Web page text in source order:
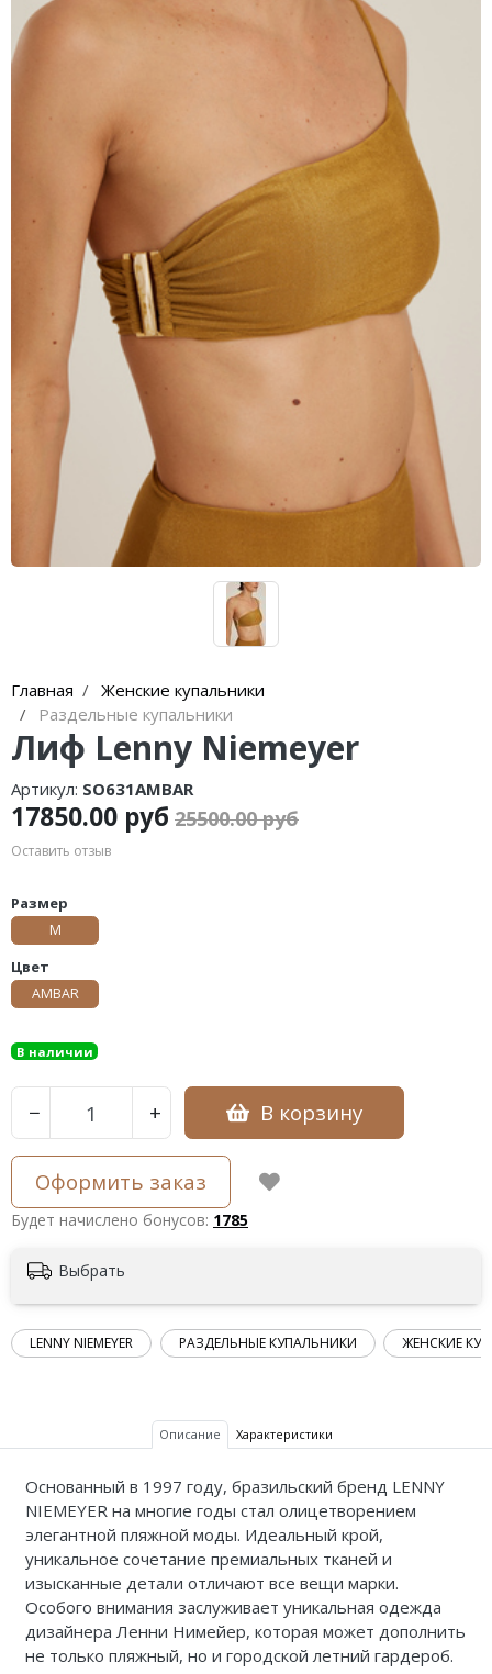
Главная
Женские купальники
Раздельные купальники
Лиф Lenny Niemeyer
Артикул: SO631AMBAR
17850.00 руб 25500.00 руб
Оставить отзыв
Размер
M
Цвет
AMBAR
В наличии
− + В корзину
Оформить заказ
Будет начислено бонусов: 1785
Выбрать
LENNY NIEMEYER РАЗДЕЛЬНЫЕ КУПАЛЬНИКИ ЖЕНСКИЕ
Описание Характеристики
Основанный в 1997 году, бразильский бренд LENNY
NIEMEYER на многие годы стал олицетворением
элегантной пляжной моды. Идеальный крой,
уникальное сочетание премиальных тканей и
изысканные детали отличают все вещи марки.
Особого внимания заслуживает уникальная одежда
дизайнера Ленни Нимейер, которая может дополнить
не только пляжный, но и городской летний гардероб.
Heroine Sport
Milonga